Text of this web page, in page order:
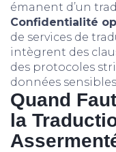
émanent d’un
Confidentialité
de services de
intègrent des
des protocoles
données
Quand
la